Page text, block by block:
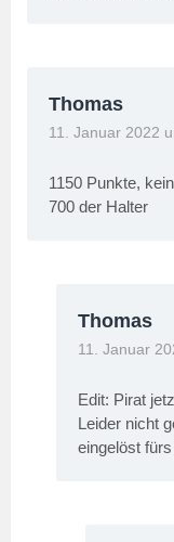
Thomas
11. Januar 2022
1150 Punkte,
700 der Halter
Thomas
11. Januar
Edit: Pirat
Leider nicht
eingelöst